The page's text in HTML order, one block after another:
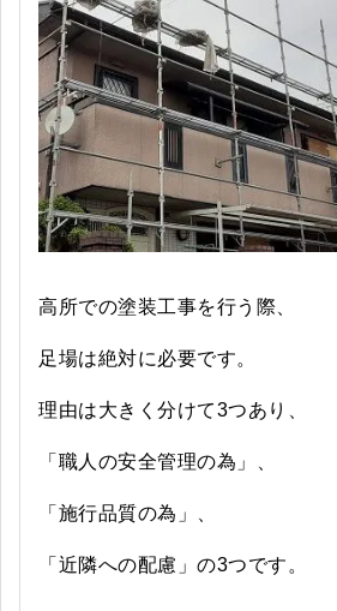
高所での塗装工事を行う際、
足場は絶対に必要です。
理由は大きく分けて3つあり、
「職人の安全管理の為」、
「施行品質の為」、
「近隣への配慮」の3つです。